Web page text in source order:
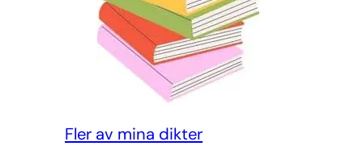
Fler av mina dikter